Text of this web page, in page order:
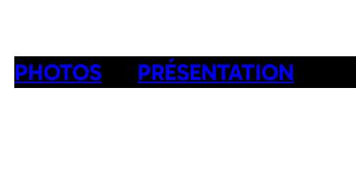
PHOTOS PRÉSENTATION